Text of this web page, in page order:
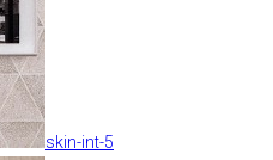
skin-int-5